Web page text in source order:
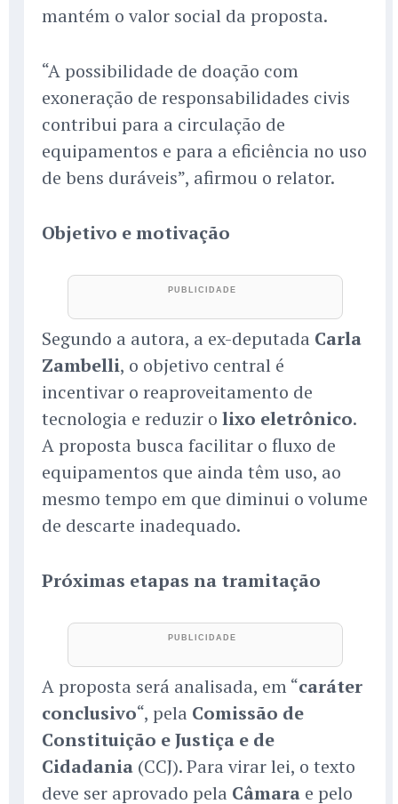
mantém o valor social da proposta.
“A possibilidade de doação com
exoneração de responsabilidades civis
contribui para a circulação de
equipamentos e para a eficiência no uso
de bens duráveis”, afirmou o relator.
Objetivo e motivação
Segundo a autora, a ex-deputada Carla
Zambelli, o objetivo central é
incentivar o reaproveitamento de
tecnologia e reduzir o lixo eletrônico.
A proposta busca facilitar o fluxo de
equipamentos que ainda têm uso, ao
mesmo tempo em que diminui o volume
de descarte inadequado.
Próximas etapas na tramitação
A proposta será analisada, em “caráter
conclusivo“, pela Comissão de
Constituição e Justiça e de
Cidadania (CCJ). Para virar lei, o texto
deve ser aprovado pela Câmara e pelo